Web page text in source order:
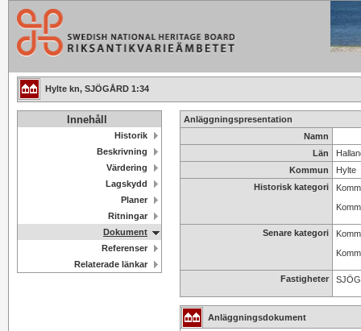
Hylte kn, SJÖGÅRD 1:34
Innehåll
Historik
Beskrivning
Värdering
Lagskydd
Planer
Ritningar
Dokument
Referenser
Relaterade länkar
Anläggningspresentation
Namn
Län
Kommun
Hylte
Historisk kategori
Senare kategori
Fastigheter
Anläggningsdokument